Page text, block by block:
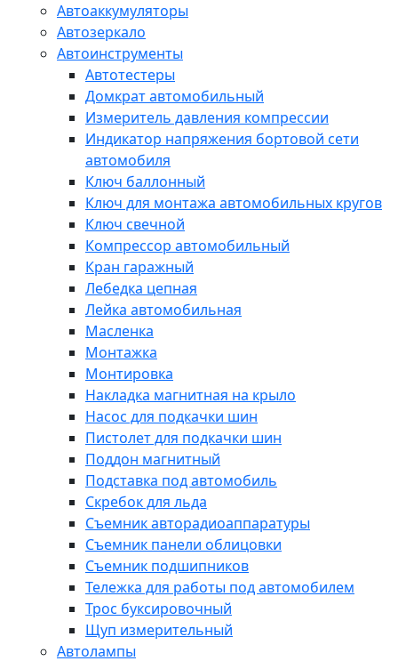
Автоаккумуляторы
Автозеркало
Автоинструменты
Автотестеры
Домкрат автомобильный
Измеритель давления компрессии
Индикатор напряжения бортовой сети
автомобиля
Ключ баллонный
Ключ для монтажа автомобильных кругов
Ключ свечной
Компрессор автомобильный
Кран гаражный
Лебедка цепная
Лейка автомобильная
Масленка
Монтажка
Монтировка
Накладка магнитная на крыло
Насос для подкачки шин
Пистолет для подкачки шин
Поддон магнитный
Подставка под автомобиль
Скребок для льда
Съемник авторадиоаппаратуры
Съемник панели облицовки
Съемник подшипников
Тележка для работы под автомобилем
Трос буксировочный
Щуп измерительный
Автолампы